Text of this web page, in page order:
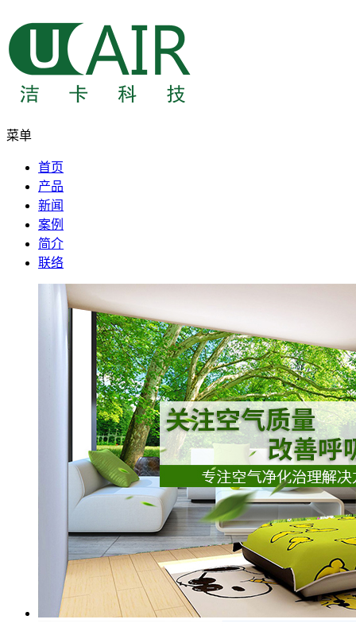
菜单
首页
产品
新闻
案例
简介
联络